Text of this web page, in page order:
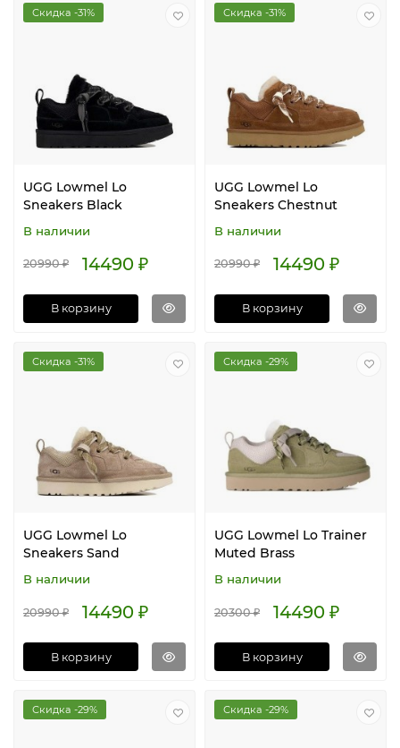
Скидка -31%
UGG Lowmel Lo
Sneakers Black
В наличии
20990 ₽ 14490 ₽
В корзину
Скидка -31%
UGG Lowmel Lo
Sneakers Chestnut
В наличии
20990 ₽ 14490 ₽
В корзину
Скидка -31%
UGG Lowmel Lo
Sneakers Sand
В наличии
20990 ₽ 14490 ₽
В корзину
Скидка -29%
UGG Lowmel Lo Trainer
Muted Brass
В наличии
20300 ₽ 14490 ₽
В корзину
Скидка -29% Скидка -29%